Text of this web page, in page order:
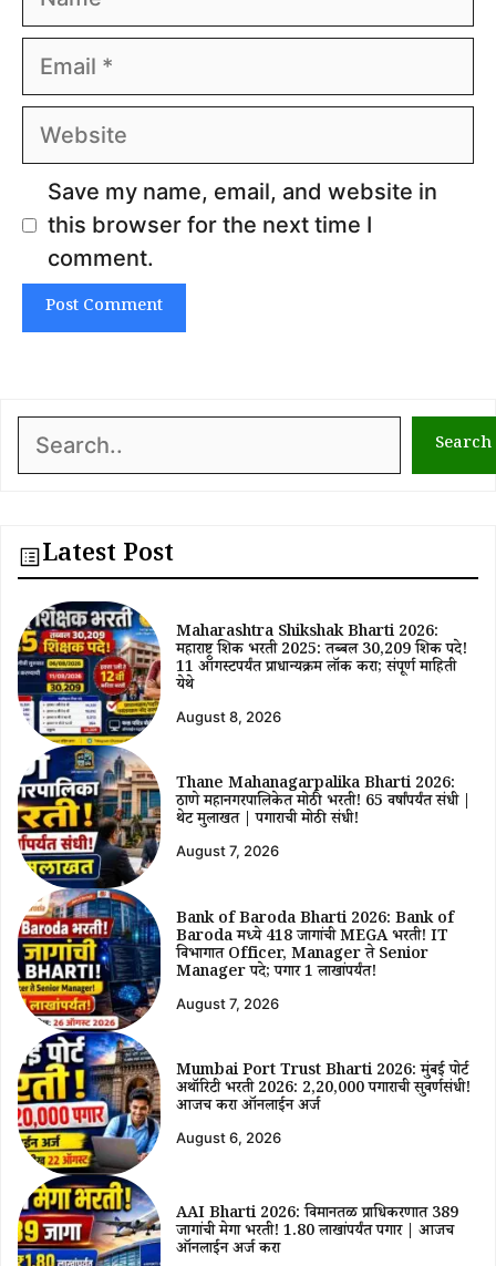
Email
Website
Save my name, email, and website in
this browser for the next time I
comment.
Search Search
Latest Post
Maharashtra Shikshak Bharti 2026:
महाराष्ट्र शिक्षक भरती 2025: तब्बल 30,209 शिक्षक पदे!
11 ऑगस्टपर्यंत प्राधान्यक्रम लॉक करा; संपूर्ण माहिती
येथे
August 8, 2026
Thane Mahanagarpalika Bharti 2026:
ठाणे महानगरपालिकेत मोठी भरती! 65 वर्षांपर्यंत संधी |
थेट मुलाखत | पगाराची मोठी संधी!
August 7, 2026
Bank of Baroda Bharti 2026: Bank of
Baroda मध्ये 418 जागांची MEGA भरती! IT
विभागात Officer, Manager ते Senior
Manager पदे; पगार ₹1 लाखांपर्यंत!
August 7, 2026
Mumbai Port Trust Bharti 2026: मुंबई पोर्ट
अथॉरिटी भरती 2026: ₹2,20,000 पगाराची सुवर्णसंधी!
आजच करा ऑनलाईन अर्ज
August 6, 2026
AAI Bharti 2026: विमानतळ प्राधिकरणात 389
जागांची मेगा भरती! ₹1.80 लाखांपर्यंत पगार | आजच
ऑनलाईन अर्ज करा